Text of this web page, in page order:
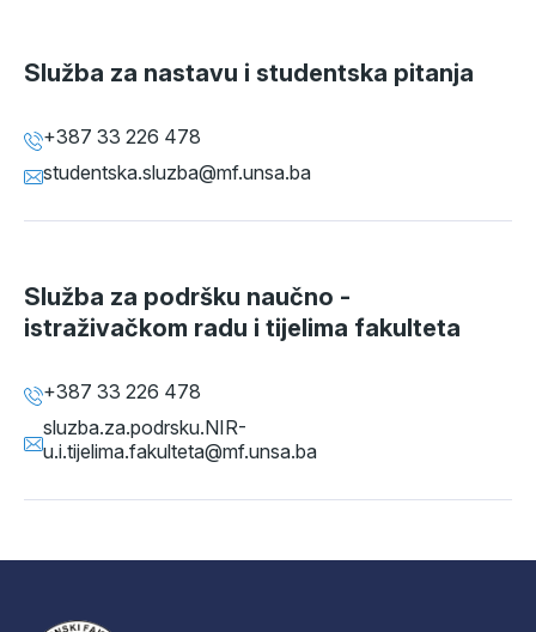
Služba za nastavu i studentska pitanja
+387 33 226 478
studentska.sluzba@mf.unsa.ba
Služba za podršku naučno -
istraživačkom radu i tijelima fakulteta
+387 33 226 478
sluzba.za.podrsku.NIR-
u.i.tijelima.fakulteta@mf.unsa.ba